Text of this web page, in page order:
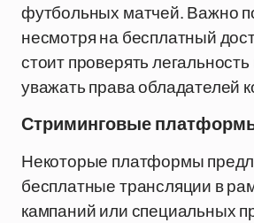
футбольных матчей. Важно
несмотря на бесплатный
стоит проверять
уважать права обладателей
Стриминговые
Некоторые платформы
бесплатные трансляции в
кампаний или специальных